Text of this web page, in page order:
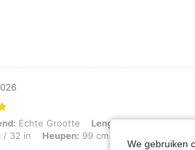
Echte Grootte, Lengte: 175 cm / 69 in, Gewicht:
Echte Grootte Lengte:175 cm / 69 in
/ 32 in Heupen: 99 cm / 39 in
We gebruiken